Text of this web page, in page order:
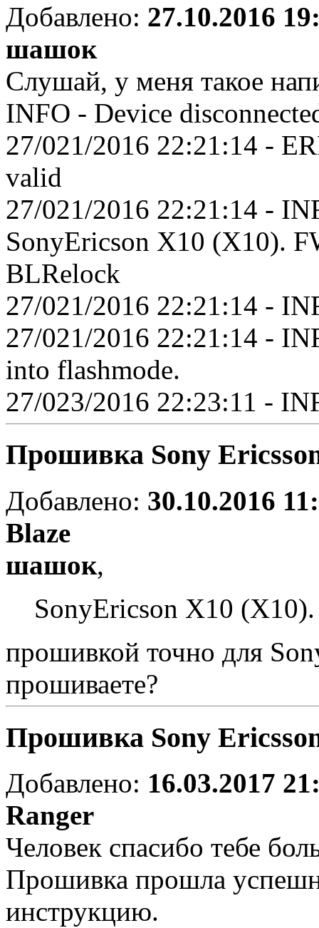
Добавлено: 27.10.2016
шашок
Слушай, у меня такое
INFO - Device
27/021/2016 22:21:14 -
valid
27/021/2016 22:21:14 -
SonyEricson X10 (X10).
BLRelock
27/021/2016 22:21:14 -
27/021/2016 22:21:14 -
into flashmode.
27/023/2016 22:23:11 -
Прошивка Sony
Добавлено: 30.10.2016
Blaze
шашок,
SonyEricson X10
прошивкой точно для
прошиваете?
Прошивка Sony
Добавлено: 16.03.2017
Ranger
Человек спасибо тебе
Прошивка прошла
инструкцию.